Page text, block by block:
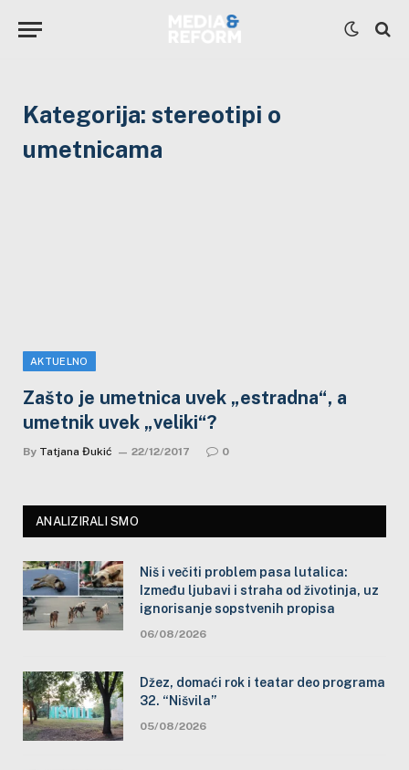
Kategorija: stereotipi o
umetnicama
AKTUELNO
Zašto je umetnica uvek „estradna“, a
umetnik uvek „veliki“?
By Tatjana Đukić 22/12/2017 0
ANALIZIRALI SMO
Niš i večiti problem pasa lutalica:
Između ljubavi i straha od životinja, uz
ignorisanje sopstvenih propisa
06/08/2026
Džez, domaći rok i teatar deo programa
32. “Nišvila”
05/08/2026